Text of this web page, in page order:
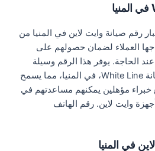
رقم صيانة وايت لاين في المنيا من
العملاء لضمان حصولهم على
الحاجة. يوفر هذا الرقم وسيلة
سهلة للتواصل مع مركز صيانة White Line، في المنيا، مما يسمح
خبراء مؤهلين يمكنهم مساعدتهم في
وايت لاين. رقم الهاتف
في المنيا